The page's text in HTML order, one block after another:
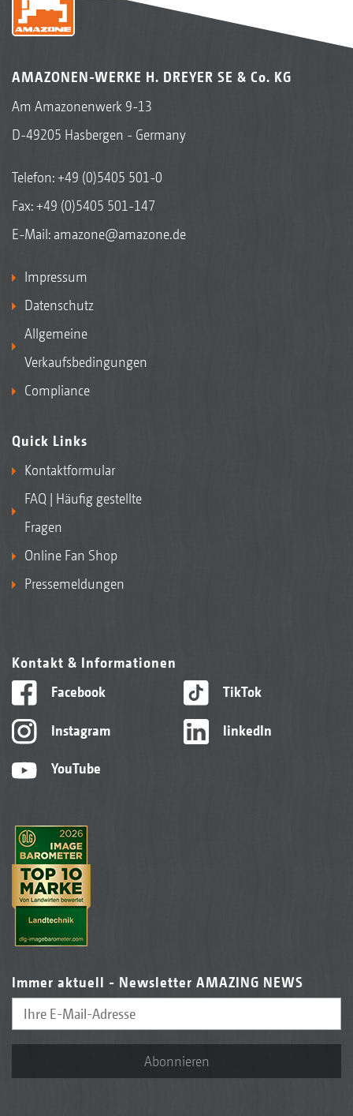
AMAZONEN-WERKE H. DREYER SE & Co. KG
Am Amazonenwerk 9-13
D-49205 Hasbergen - Germany
Telefon:+49 (0)5405 501-0
Fax: +49 (0)5405 501-147
E-Mail: amazone@amazone.de
Impressum
Datenschutz
Allgemeine
Verkaufsbedingungen
Compliance
Quick Links
Kontaktformular
FAQ | Häufig gestellte
Fragen
Online Fan Shop
Pressemeldungen
Kontakt & Informationen
Facebook
Instagram
YouTube
TikTok
linkedIn
Immer aktuell - Newsletter AMAZING NEWS
Abonnieren